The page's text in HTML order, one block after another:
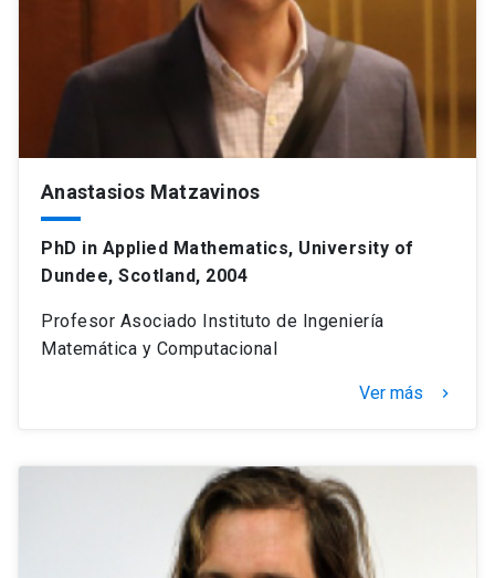
Anastasios Matzavinos
PhD in Applied Mathematics, University of
Dundee, Scotland, 2004
Profesor Asociado Instituto de Ingeniería
Matemática y Computacional
Ver más keyboard_arrow_right